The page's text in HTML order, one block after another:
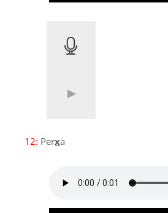
12: Perxa